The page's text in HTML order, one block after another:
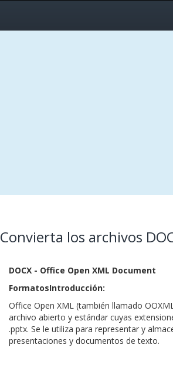
Convierta los archivos
DOCX - Office Open XML Document
FormatosIntroducción:
Office Open XML (también llamado
archivo abierto y estándar cuyas
.pptx. Se le utiliza para representar y
presentaciones y documentos de texto.